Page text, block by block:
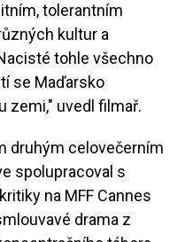
tolerantním
kultur a
tohle všechno
se Maďarsko
zemi," uvedl filmař.
druhým celovečerním
spolupracoval s
na MFF Cannes
drama z